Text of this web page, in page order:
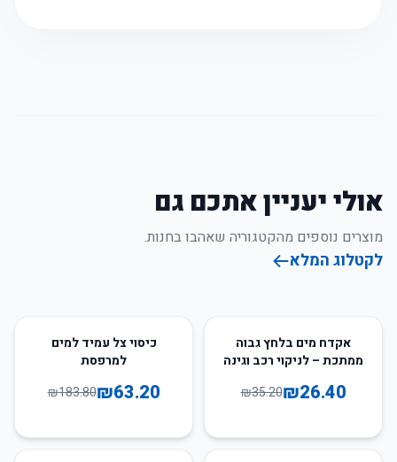
אולי יעניין אתכם גם
מוצרים נוספים מהקטגוריה שאהבו בחנות.
לקטלוג המלא
25אקדח מים בלחץ גבוה
ממתכת – לניקוי רכב וגינה
₪26.40
₪35.20
כיסוי צל עמיד למים
למרפסת
₪63.20
₪183.80